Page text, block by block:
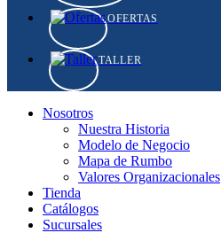
OFERTAS
TALLER
Nosotros
Nuestra Historia
Modelo de Negocio
Mapa de Rumbo
Valores Organizacionales
Tienda
Catálogos
Sucursales